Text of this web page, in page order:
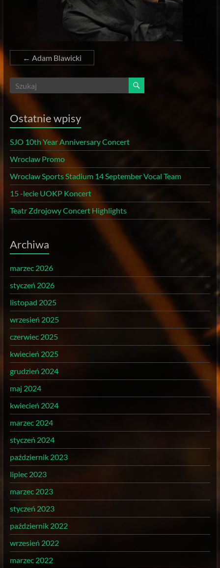
← Adam Blawicki
Ostatnie wpisy
SJO 10th Year Anniversary Concert
Wroclaw Promo
Wroclaw Sports Stadium 14 September Vocal Team
15 -lecie UOKP Koncert
Teatr Zdrojowy Concert Highlights
Archiwa
marzec 2026
styczeń 2026
listopad 2025
wrzesień 2025
czerwiec 2025
kwiecień 2025
grudzień 2024
maj 2024
kwiecień 2024
marzec 2024
styczeń 2024
październik 2023
lipiec 2023
marzec 2023
styczeń 2023
październik 2022
wrzesień 2022
marzec 2022